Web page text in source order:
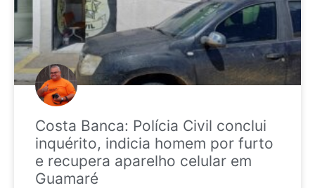
Costa Banca: Polícia Civil conclui
inquérito, indicia homem por furto
e recupera aparelho celular em
Guamaré